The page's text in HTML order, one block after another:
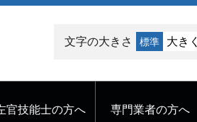
文字の大きさ 標準 大きく
官技能士の方へ 専門業者の方へ